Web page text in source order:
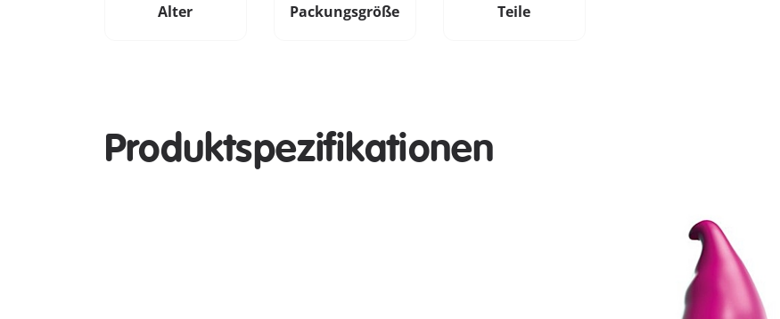
Alter Packungsgröße Teile
Produktspezifikationen